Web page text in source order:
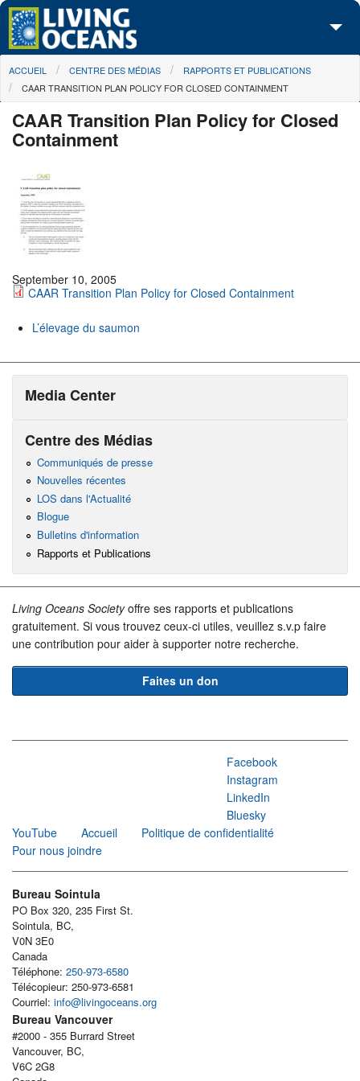
Skip to main content
À propos de nous
Centre des Médias
Les Cartes
Passez à l'action
You are here
ACCUEIL CENTRE DES MÉDIAS
RAPPORTS ET PUBLICATIONS
CAAR TRANSITION PLAN POLICY FOR CLOSED CONTAINMENT
CAAR Transition Plan Policy for Closed
Containment
September 10, 2005
CAAR Transition Plan Policy for Closed Containment
L’élevage du saumon
Media Center
Centre des Médias
Communiqués de presse
Nouvelles récentes
LOS dans l'Actualité
Blogue
Bulletins d'information
Rapports et Publications
Living Oceans Societyoffre ses rapports et publications
gratuitement. Si vous trouvez ceux-ci utiles, veuillez s.v.p faire
une contribution pour aider à supporter notre recherche.
Faites un don
Facebook
Instagram
LinkedIn
Bluesky
YouTube
Accueil
Politique de confidentialité
Pour nous joindre
Bureau Sointula
PO Box 320, 235 First St.
Sointula, BC,
V0N 3E0
Canada
Téléphone: 250-973-6580
Télécopieur: 250-973-6581
Courriel: info@livingoceans.org
Bureau Vancouver
#2000 - 355 Burrard Street
Vancouver, BC,
V6C 2G8